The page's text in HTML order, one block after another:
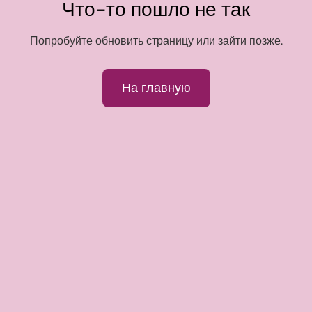
Что-то пошло не так
Попробуйте обновить страницу или зайти позже.
На главную